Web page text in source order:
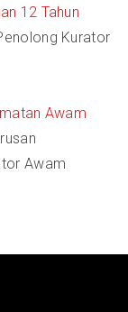
12 Tahun
Kurator
Awam
Awam